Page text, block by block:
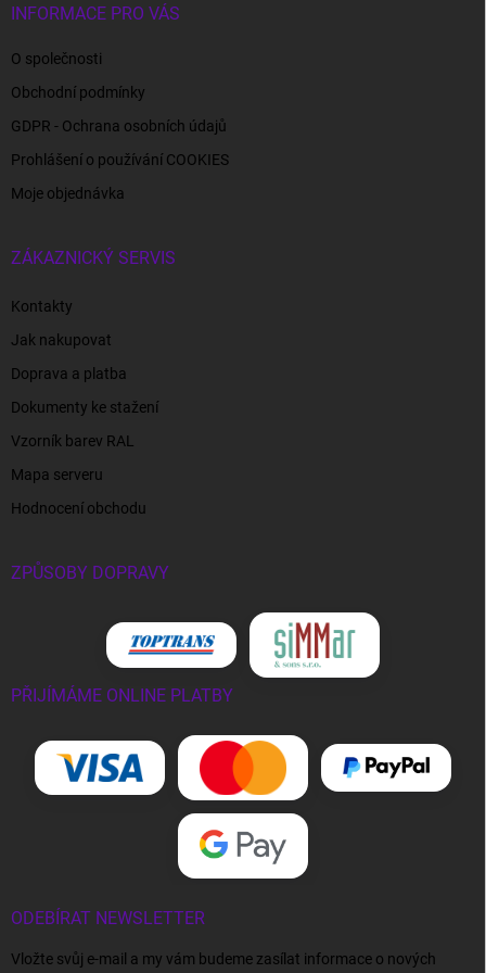
INFORMACE PRO VÁS
O společnosti
Obchodní podmínky
GDPR - Ochrana osobních údajů
Prohlášení o používání COOKIES
Moje objednávka
ZÁKAZNICKÝ SERVIS
Kontakty
Jak nakupovat
Doprava a platba
Dokumenty ke stažení
Vzorník barev RAL
Mapa serveru
Hodnocení obchodu
ZPŮSOBY DOPRAVY
PŘIJÍMÁME ONLINE PLATBY
ODEBÍRAT NEWSLETTER
Vložte svůj e-mail a my vám budeme zasílat informace o nových